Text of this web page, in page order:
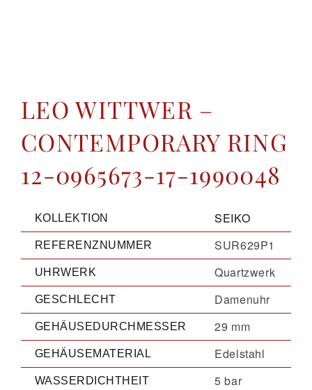
LEO WITTWER –
CONTEMPORARY RING
12-0965673-17-1990048
KOLLEKTION SEIKO
REFERENZNUMMER SUR629P1
UHRWERK Quartzwerk
GESCHLECHT Damenuhr
GEHÄUSEDURCHMESSER 29 mm
GEHÄUSEMATERIAL Edelstahl
WASSERDICHTHEIT 5 bar